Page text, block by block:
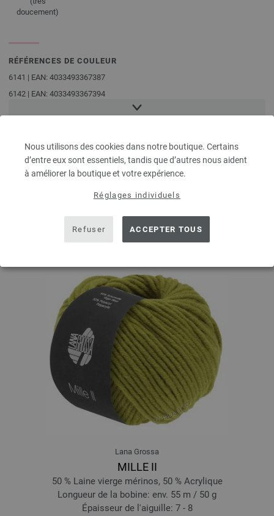
Nous utilisons des cookies dans notre boutique. Certains
d’entre eux sont essentiels, tandis que d’autres nous aident
à améliorer la boutique et votre expérience.
Réglages individuels
Refuser ACCEPTER TOUS
doucement)
RÉFÉRENCES DE COULEUR
6141 | EAN: 4033493367387
6142 | EAN: 4033493367394
6145 | EAN: 4033493367424
6146 | EAN: 4033493367431
6147 | EAN: 4033493367448
6148 | EAN: 4033493367455
LES CLIENTS ONT AUSSI
Lana Grossa
MILLE II
50 % Laine vierge mérinos, 50 % Acrylique
Longueur de la bobine: env. 55 m / 50 g
Épaisseur de l'aiguille: 7 - 8